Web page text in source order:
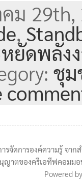
ม 29th,
,
ยัดพลัง
ชุม
ารจัดการองค์ความรู้ จา
าตของครีเอทีฟคอมม
Powered